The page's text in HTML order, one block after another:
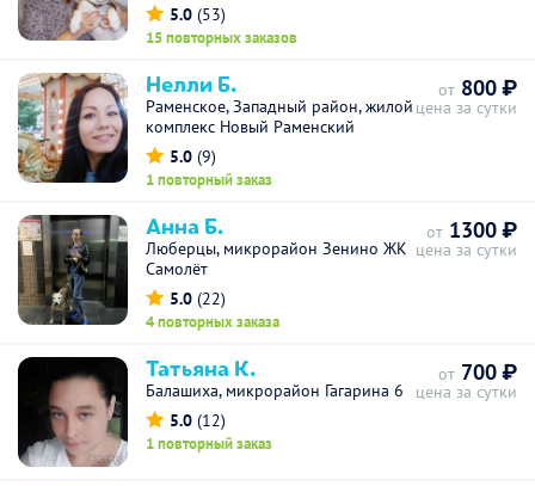
5.0 (53)
15 повторных заказов
Нелли Б.
Раменское, Западный район, жилой
комплекс Новый Раменский
5.0 (9)
1 повторный заказ
от 800 ₽
цена за сутки
Анна Б.
Люберцы, микрорайон Зенино ЖК
Самолёт
5.0 (22)
4 повторных заказа
от 1300 ₽
цена за сутки
Татьяна К.
Балашиха, микрорайон Гагарина 6
5.0 (12)
1 повторный заказ
от 700 ₽
цена за сутки